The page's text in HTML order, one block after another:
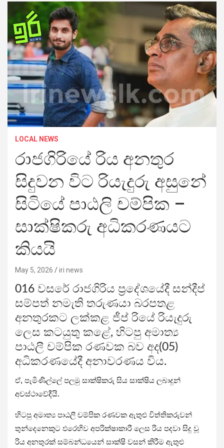
LOCAL NEWS
රාජගිරියේ රිය අනතුර
සිදුවන විට රියැදුරු අසුනේ
සිටියේ පාඨලි චම්පික –
සාක්ෂිකරු අධිකරණයට
කියයි
May 5, 2026 iri news
016 වසරේ රාජගිරිය ප්‍රදේශයේදී සන්දීප්
සම්පත් නමැති තරුණයා බරපතළ
අනතුරකට ලක්කළ ජීප් රියේ රියැදුරු
ලෙස කටයුතු කළේ, හිටපු අමාත්‍ය
පාඨලී චම්පික රණවක බව අද(05)
අධිකරණයේදී අනාවරණය විය.
ඒ, පැමිණිල්ලේ පලමු සාක්ෂිකරු සිය සාක්ෂිය ලබාදුන්
අවස්ථාවේදීයි.
හිටපු අමාත්‍ය පාඨලී චම්පික රණවක ඇතුළු විත්තිකරුවන්
තුන්දෙනෙකුට එරෙහිව අපරික්ෂාකාරී ලෙස රිය පදවා සිදු වූ
රිය අනතුරක් සම්බන්ධයෙන් සාක්ෂි වසන් කිරීම ඇතුළු